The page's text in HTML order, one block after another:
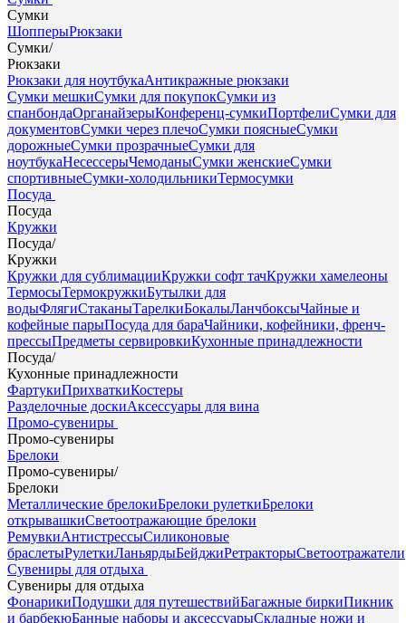
Сумки
ШопперыРюкзаки
Сумки/
Рюкзаки
Рюкзаки для ноутбукаАнтикражные рюкзаки
Сумки мешкиСумки для покупокСумки из
спанбондаОрганайзерыКонференц-сумкиПортфелиСумки для
документовСумки через плечоСумки поясныеСумки
дорожныеСумки прозрачныеСумки для
ноутбукаНесессерыЧемоданыСумки женскиеСумки
спортивныеСумки-холодильникиТермосумки
Посуда
Посуда
Кружки
Посуда/
Кружки
Кружки для сублимацииКружки софт тачКружки хамелеоны
ТермосыТермокружкиБутылки для
водыФлягиСтаканыТарелкиБокалыЛанчбоксыЧайные и
кофейные парыПосуда для бараЧайники, кофейники, френч-
прессыПредметы сервировкиКухонные принадлежности
Посуда/
Кухонные принадлежности
ФартукиПрихваткиКостеры
Разделочные доскиАксессуары для вина
Промо-сувениры
Промо-сувениры
Брелоки
Промо-сувениры/
Брелоки
Металлические брелокиБрелоки рулеткиБрелоки
открывашкиСветоотражающие брелоки
РемувкиАнтистрессыСиликоновые
браслетыРулеткиЛаньярдыБейджиРетракторыСветоотражатели
Сувениры для отдыха
Сувениры для отдыха
ФонарикиПодушки для путешествийБагажные биркиПикник
и барбекюБанные наборы и аксессуарыСкладные ножи и